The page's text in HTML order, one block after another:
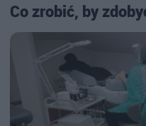
Co zrobić, by